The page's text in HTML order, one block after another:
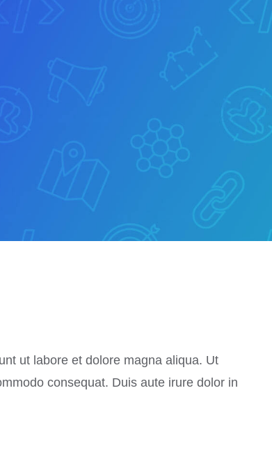
ut labore et dolore magna aliqua. Ut
consequat. Duis aute irure dolor in